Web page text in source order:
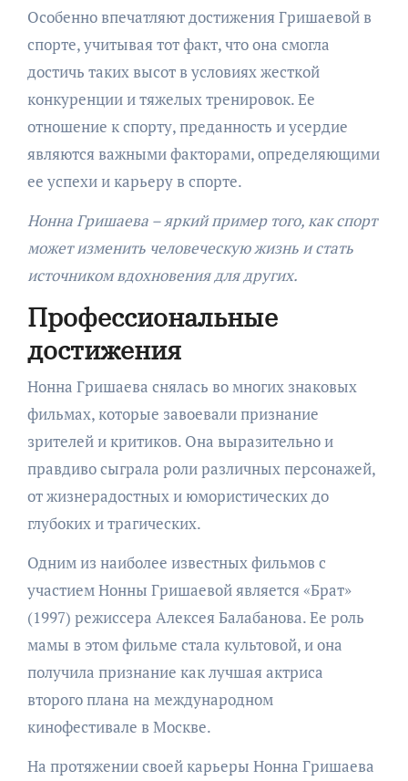
Особенно впечатляют достижения Гришаевой в
спорте, учитывая тот факт, что она смогла
достичь таких высот в условиях жесткой
конкуренции и тяжелых тренировок. Ее
отношение к спорту, преданность и усердие
являются важными факторами, определяющими
ее успехи и карьеру в спорте.
Нонна Гришаева – яркий пример того, как спорт
может изменить человеческую жизнь и стать
источником вдохновения для других.
Профессиональные
достижения
Нонна Гришаева снялась во многих знаковых
фильмах, которые завоевали признание
зрителей и критиков. Она выразительно и
правдиво сыграла роли различных персонажей,
от жизнерадостных и юмористических до
глубоких и трагических.
Одним из наиболее известных фильмов с
участием Нонны Гришаевой является «Брат»
(1997) режиссера Алексея Балабанова. Ее роль
мамы в этом фильме стала культовой, и она
получила признание как лучшая актриса
второго плана на международном
кинофестивале в Москве.
На протяжении своей карьеры Нонна Гришаева